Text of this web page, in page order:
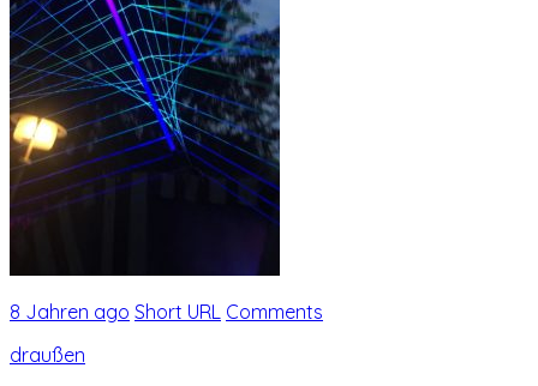
8 Jahren ago Short URL Comments
draußen